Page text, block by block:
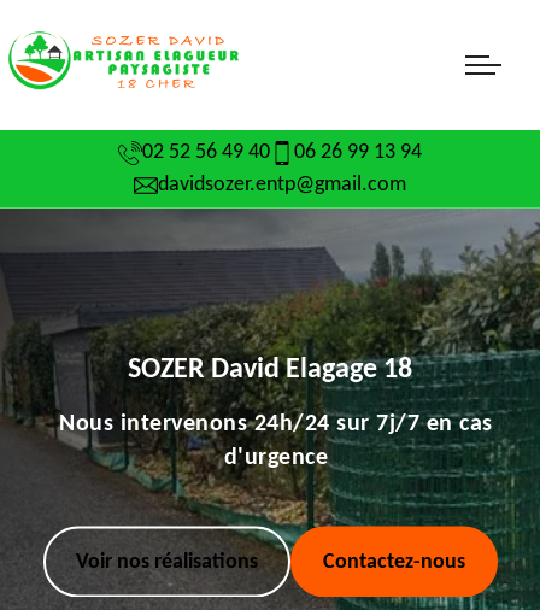
02 52 56 49 40
06 26 99 13 94
davidsozer.entp@gmail.com
SOZER David Elagage 18
Nous intervenons 24h/24 sur 7j/7 en cas
d'urgence
Voir nos réalisations Contactez-nous